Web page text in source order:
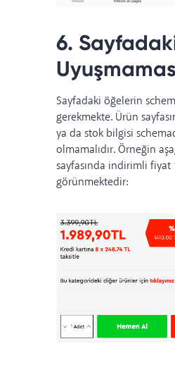
6.
Sayfadaki öğelerin
gerekmekte. Ürün
ya da stok bilgisi
olmamalıdır. Örneğin
sayfasında indirimli fiyat
görünmektedir: